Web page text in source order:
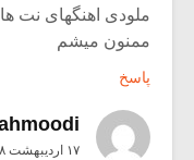
ملودی اهنگهای نت
ممنون میشم
پاسخ
۱۷ اردیبهشت ۱۳۸۸ در ۱۱:۰۸ ق٫ظ